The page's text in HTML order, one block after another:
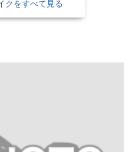
クをすべて見る